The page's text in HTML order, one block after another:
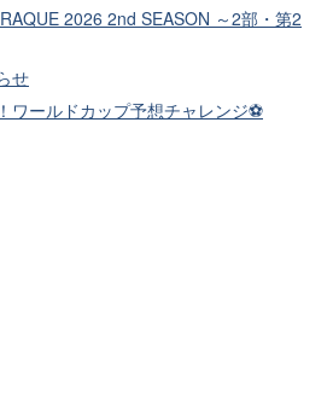
2026 2nd SEASON ～2部・第2
せ
ワールドカップ予想チャレンジ⚽